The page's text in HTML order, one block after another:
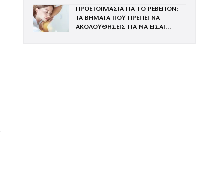
ΠΡΟΕΤΟΙΜΑΣΙΑ ΓΙΑ ΤΟ ΡΕΒΕΓΙΟΝ:
ΤΑ ΒΗΜΑΤΑ ΠΟΥ ΠΡΕΠΕΙ ΝΑ
ΑΚΟΛΟΥΘΗΣΕΙΣ ΓΙΑ ΝΑ ΕΙΣΑΙ